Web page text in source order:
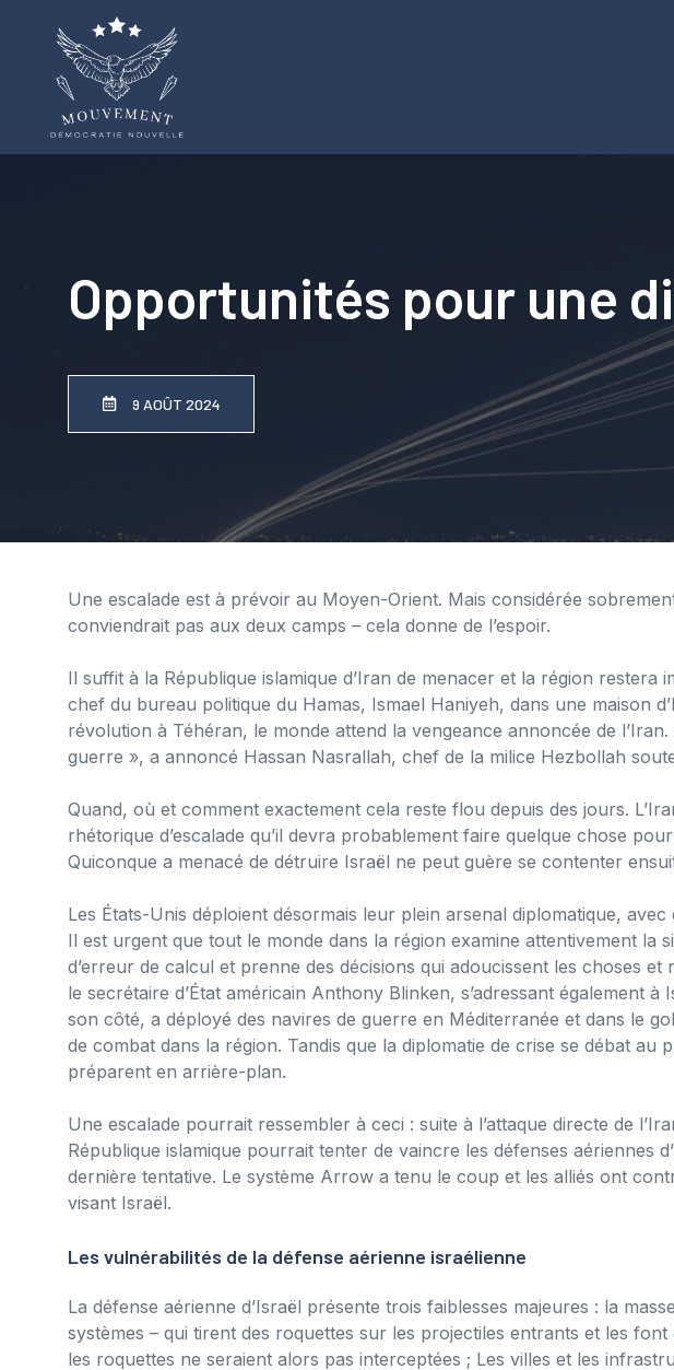
Opportunités pour une
9 AOÛT 2024
Une escalade est à prévoir au Moyen-Orient. Mais considérée
conviendrait pas aux deux camps – cela donne de l’espoir.
Il suffit à la République islamique d’Iran de menacer et la région restera
chef du bureau politique du Hamas, Ismael Haniyeh, dans une maison
révolution à Téhéran, le monde attend la vengeance annoncée de
guerre », a annoncé Hassan Nasrallah, chef de la milice Hezbollah
Quand, où et comment exactement cela reste flou depuis des jours.
rhétorique d’escalade qu’il devra probablement faire quelque chose
Quiconque a menacé de détruire Israël ne peut guère se contenter
Les États-Unis déploient désormais leur plein arsenal diplomatique, avec
Il est urgent que tout le monde dans la région examine attentivement la
d’erreur de calcul et prenne des décisions qui adoucissent les choses et
le secrétaire d’État américain Anthony Blinken, s’adressant également à
son côté, a déployé des navires de guerre en Méditerranée et dans le
de combat dans la région. Tandis que la diplomatie de crise se débat au
préparent en arrière-plan.
Une escalade pourrait ressembler à ceci : suite à l’attaque directe de
République islamique pourrait tenter de vaincre les défenses aériennes
dernière tentative. Le système Arrow a tenu le coup et les alliés ont
visant Israël.
Les vulnérabilités de la défense aérienne israélienne
La défense aérienne d’Israël présente trois faiblesses majeures : la
systèmes – qui tirent des roquettes sur les projectiles entrants et les
les roquettes ne seraient alors pas interceptées ; Les villes et les